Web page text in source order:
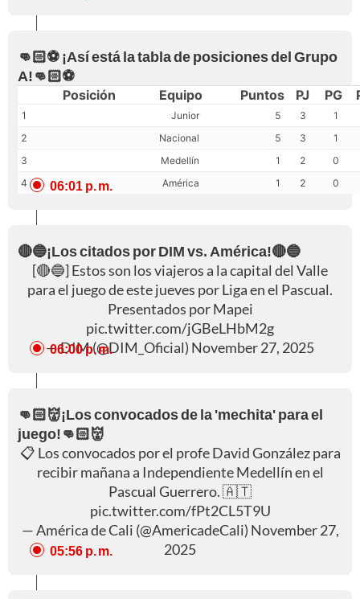
👊🏻⚽ ¡Así está la tabla de posiciones del Grupo
A!👊🏻⚽
Posición Equipo Puntos PJ PG
1 Junior 5 3
1
2
Nacional 5 3
1
3
Medellín 1 2
0
4
América 1 2 0
06:01 p. m.
🔴🔵¡Los citados por DIM vs. América!🔴🔵
[🔴🔵] Estos son los viajeros a la capital del Valle
para el juego de este jueves por Liga en el Pascual.
Presentados por Mapei
pic.twitter.com/jGBeLHbM2g
— DIM (@DIM_Oficial) November 27, 2025
06:00 p. m.
👊🏻👹¡Los convocados de la 'mechita' para el
juego!👊🏻👹
📋 Los convocados por el profe David González para
recibir mañana a Independiente Medellín en el
Pascual Guerrero. 🇦🇹
pic.twitter.com/fPt2CL5T9U
— América de Cali (@AmericadeCali) November 27,
2025
05:56 p. m.